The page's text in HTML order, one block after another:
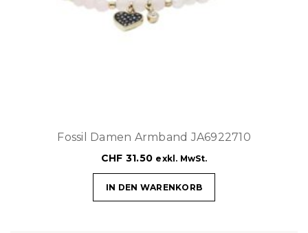
Fossil Damen Armband JA6922710
CHF 31.50 exkl. MwSt.
IN DEN WARENKORB